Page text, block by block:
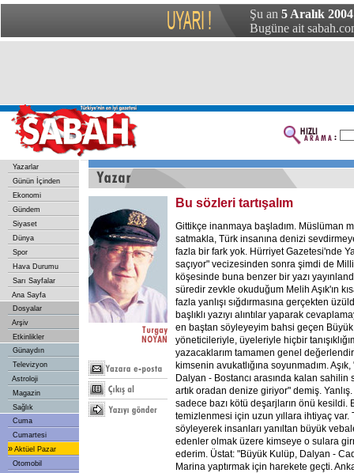
Şu an 5 Aralık
Bugüne ait
Yazarlar
Günün İçinden
Ekonomi
Gündem
Siyaset
Dünya
Spor
Hava Durumu
Sarı Sayfalar
Ana Sayfa
Dosyalar
Arşiv
Etkinlikler
Günaydın
Televizyon
Astroloji
Magazin
Sağlık
Cuma
Cumartesi
» Aktüel Pazar
Otomobil
Bu sözleri tartışalım
Gittikçe inanmaya başladım. Müslüman
satmakla, Türk insanına denizi
fazla bir fark yok. Hürriyet Gazetesi'nde
saçıyor" vecizesinden sonra şimdi de
köşesinde buna benzer bir yazı
süredir zevkle okuduğum Melih Aşık'ın
fazla yanlışı sığdırmasına gerçekten
başlıklı yazıyı alıntılar yaparak
en baştan söyleyeyim bahsi geçen
yöneticileriyle, üyeleriyle hiçbir
yazacaklarım tamamen genel
kimsenin avukatlığına soyunmadım.
Dalyan - Bostancı arasında kalan
artık oradan denize giriyor" demiş.
sadece bazı kötü deşarjların önü kesildi.
temizlenmesi için uzun yıllara ihtiyaç var.
söyleyerek insanları yanıltan büyük
edenler olmak üzere kimseye o sulara
ederim. Üstat: "Büyük Kulüp, Dalyan -
Marina yaptırmak için harekete geçti.